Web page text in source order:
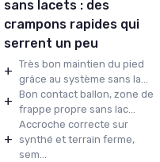
sans lacets : des
crampons rapides qui
serrent un peu
+ Très bon maintien du pied
grâce au système sans la...
+ Bon contact ballon, zone de
frappe propre sans lac...
+
Accroche correcte sur
synthé et terrain ferme,
sem...